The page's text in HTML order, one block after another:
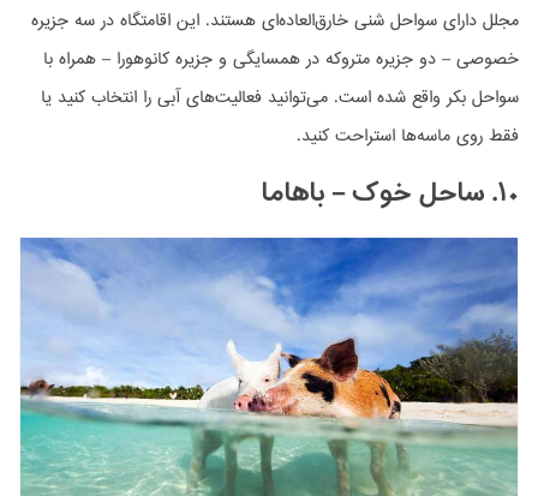
مجلل دارای سواحل شنی خارق‌العاده‌ای هستند. این اقامتگاه در سه جزیره
خصوصی – دو جزیره متروکه در همسایگی و جزیره کانوهورا – همراه با
سواحل بکر واقع شده است. می‌توانید فعالیت‌های آبی را انتخاب کنید یا
فقط روی ماسه‌ها استراحت کنید.
۱۰. ساحل خوک – باهاما